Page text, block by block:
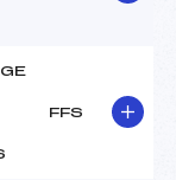
FFS